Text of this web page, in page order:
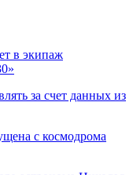
в экипаж
за счет данных из
с космодрома